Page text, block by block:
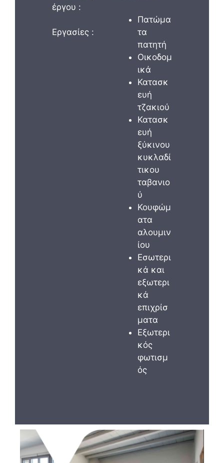
έργου :
Εργασίες :
Πατώμα
τα
πατητή
Οικοδομ
ικά
Κατασκ
ευή
τζακιού
Κατασκ
ευή
ξύκινου
κυκλαδί
τικου
ταβανιο
ύ
Κουφώμ
ατα
αλουμιν
ίου
Εσωτερι
κά και
εξωτερι
κά
επιχρίσ
ματα
Εξωτερι
κός
φωτισμ
ός